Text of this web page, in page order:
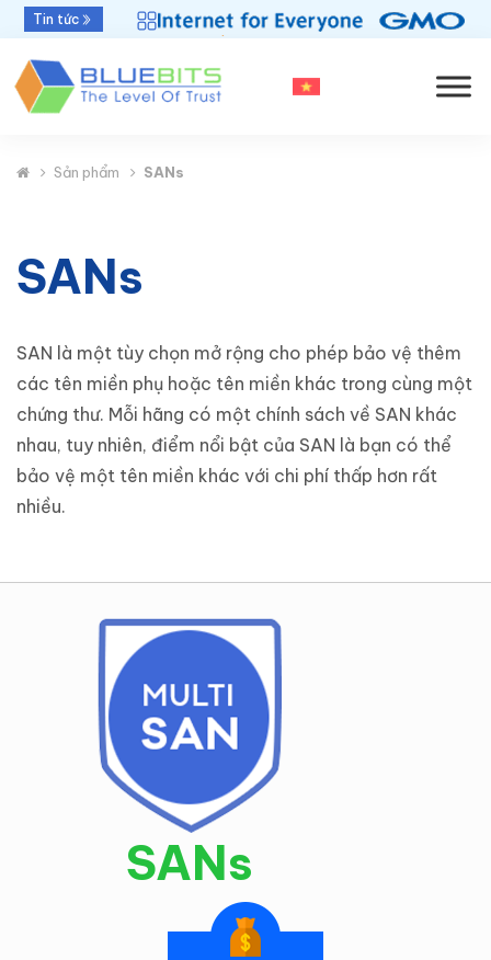
Tin tức
Bluebits được GlobalSign vinh danh “Top Sales
2025” khu vực APAC
Sản phẩm SANs
SANs
SAN là một tùy chọn mở rộng cho phép bảo vệ thêm
các tên miền phụ hoặc tên miền khác trong cùng một
chứng thư. Mỗi hãng có một chính sách về SAN khác
nhau, tuy nhiên, điểm nổi bật của SAN là bạn có thể
bảo vệ một tên miền khác với chi phí thấp hơn rất
nhiều.
SANs